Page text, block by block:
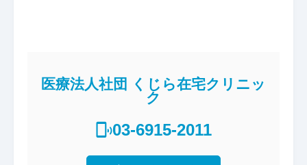
医療法人社団 くじら在宅クリニッ
ク
03-6915-2011